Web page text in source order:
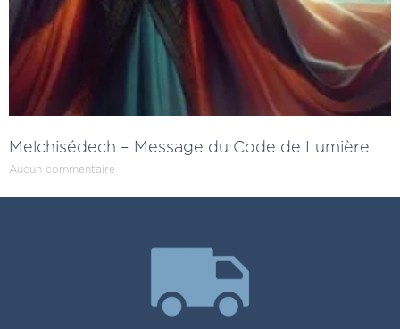
Melchisédech – Message du Code de Lumière
Aucun commentaire